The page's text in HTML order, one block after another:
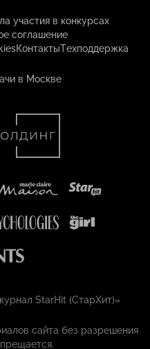
участия в конкурсах
соглашение
КонтактыТехподдержка
в Москве
StarHit (СтарХит)»
сайта без разрешения